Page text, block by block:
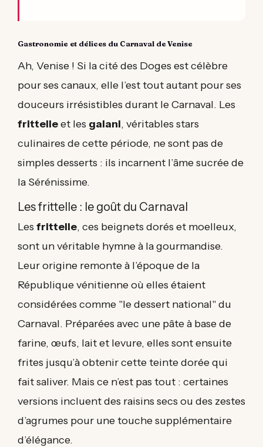
Gastronomie et délices du Carnaval de Venise
Ah, Venise ! Si la cité des Doges est célèbre
pour ses canaux, elle l’est tout autant pour ses
douceurs irrésistibles durant le Carnaval. Les
frittelleet les galani, véritables stars
culinaires de cette période, ne sont pas de
simples desserts : ils incarnent l’âme sucrée de
la Sérénissime.
Les frittelle : le goût du Carnaval
Les frittelle, ces beignets dorés et moelleux,
sont un véritable hymne à la gourmandise.
Leur origine remonte à l’époque de la
République vénitienne où elles étaient
considérées comme "le dessert national" du
Carnaval. Préparées avec une pâte à base de
farine, œufs, lait et levure, elles sont ensuite
frites jusqu’à obtenir cette teinte dorée qui
fait saliver. Mais ce n’est pas tout : certaines
versions incluent des raisins secs ou des zestes
d’agrumes pour une touche supplémentaire
d’élégance.